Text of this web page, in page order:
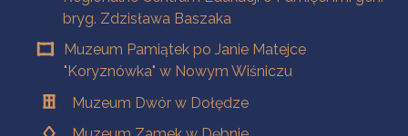
bryg. Zdzisława Baszaka
Muzeum Pamiątek po Janie Matejce
"Koryznówka" w Nowym Wiśniczu
Muzeum Dwór w Dołędze